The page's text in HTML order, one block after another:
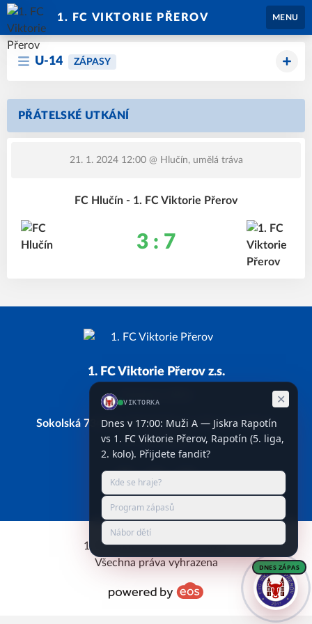
1. FC VIKTORIE PŘEROV MENU
U-14 ZÁPASY
PŘÁTELSKÉ UTKÁNÍ
21. 1. 2024 12:00@ Hlučín, umělá tráva
FC Hlučín - 1. FC Viktorie Přerov
3 : 7
1. FC Viktorie Přerov z.s.
Sokolská 734/28, 750 02 Přerov, Přerov I-Město
IČ: 66743338
FacebookInstagram
1. FC Viktorie Přerov © 2026.
Všechna práva vyhrazena